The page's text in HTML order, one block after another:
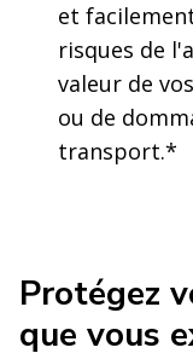
et
risques de
valeur de
ou de
transport.*
Protégez
que vous